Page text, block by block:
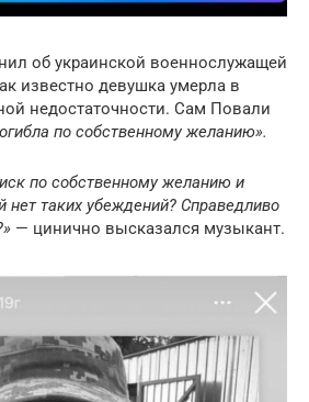
об украинской военнослужащей
известно девушка умерла в
недостаточности. Сам Повали
по собственному желанию».
по собственному желанию и
нет таких убеждений? Справедливо
— цинично высказался музыкант.